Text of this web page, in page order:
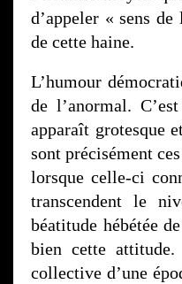
d’appeler « sens
de cette haine.
L’humour
de l’anormal.
apparaît grotesque
sont précisément
lorsque celle-ci
transcendent le
béatitude hébétée
bien cette
collective d’une